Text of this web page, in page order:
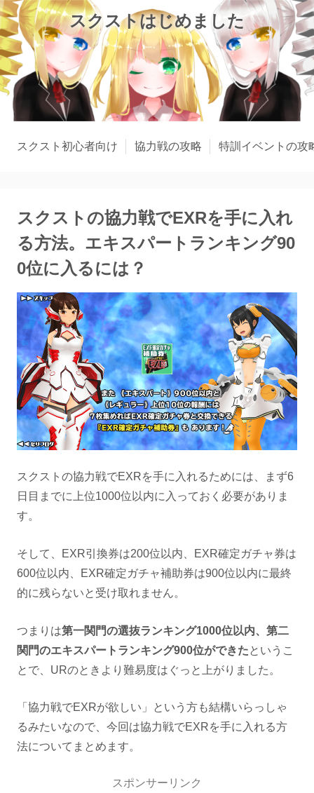
スクストはじめました
スクスト初心者向け 協力戦の攻略 特訓イベントの攻
スクストの協力戦でEXRを手に入れ
る方法。エキスパートランキング90
0位に入るには？
スクストの協力戦でEXRを手に入れるためには、まず6
日目までに上位1000位以内に入っておく必要がありま
す。
そして、EXR引換券は200位以内、EXR確定ガチャ券は
600位以内、EXR確定ガチャ補助券は900位以内に最終
的に残らないと受け取れません。
つまりは第一関門の選抜ランキング1000位以内、第二
関門のエキスパートランキング900位ができたというこ
とで、URのときより難易度はぐっと上がりました。
「協力戦でEXRが欲しい」という方も結構いらっしゃ
るみたいなので、今回は協力戦でEXRを手に入れる方
法についてまとめます。
スポンサーリンク